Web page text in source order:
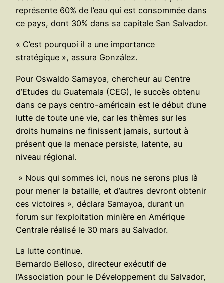
représente 60% de l’eau qui est consommée dans
ce pays, dont 30% dans sa capitale San Salvador.
« C’est pourquoi il a une importance
stratégique », assura González.
Pour Oswaldo Samayoa, chercheur au Centre
d’Etudes du Guatemala (CEG), le succès obtenu
dans ce pays centro-américain est le début d’une
lutte de toute une vie, car les thèmes sur les
droits humains ne finissent jamais, surtout à
présent que la menace persiste, latente, au
niveau régional.
» Nous qui sommes ici, nous ne serons plus là
pour mener la bataille, et d’autres devront obtenir
ces victoires », déclara Samayoa, durant un
forum sur l’exploitation minière en Amérique
Centrale réalisé le 30 mars au Salvador.
La lutte continue.
Bernardo Belloso, directeur exécutif de
l’Association pour le Développement du Salvador,